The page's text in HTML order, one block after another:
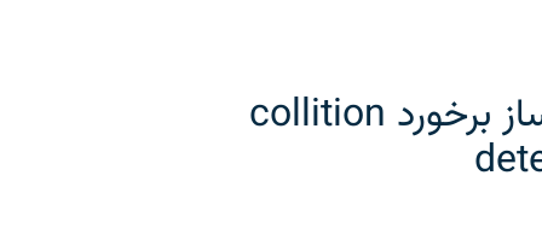
سنسور آشکار ساز برخورد collition